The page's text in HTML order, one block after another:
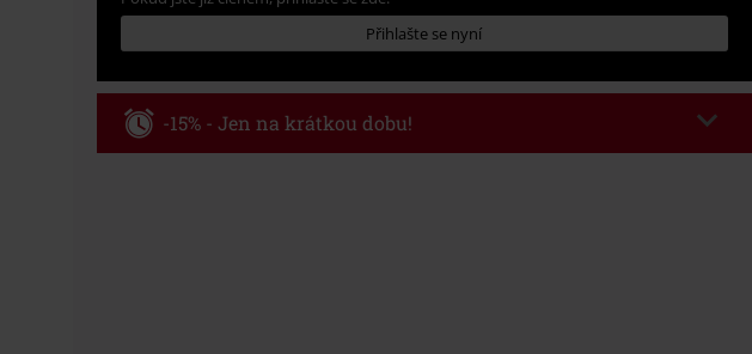
Přihlašte se nyní
-15% - Jen na krátkou dobu!